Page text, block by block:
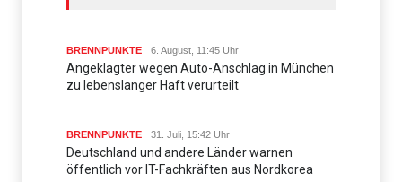
BRENNPUNKTE 6. August, 11:45 Uhr
Angeklagter wegen Auto-Anschlag in München
zu lebenslanger Haft verurteilt
BRENNPUNKTE 31. Juli, 15:42 Uhr
Deutschland und andere Länder warnen
öffentlich vor IT-Fachkräften aus Nordkorea